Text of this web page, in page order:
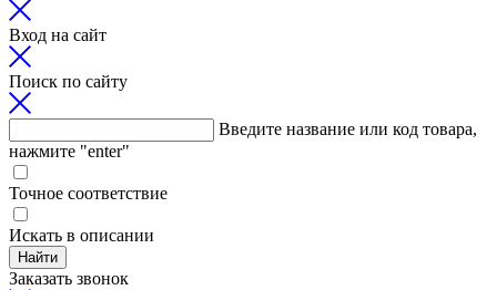
Вход на сайт
Поиск по сайту
Введите название или код товара,
нажмите "enter"
Точное соответствие
Искать в описании
Найти
Заказать звонок